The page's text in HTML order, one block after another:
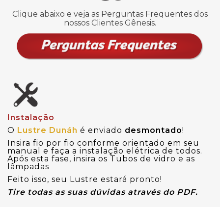
Clique abaixo e veja as Perguntas Frequentes dos
nossos Clientes Gênesis.
Instalação
O Lustre Dunáh é enviado desmontado!
Insira fio por fio conforme orientado em seu
manual e faça a instalação elétrica de todos.
Após esta fase, insira os Tubos de vidro e as
lâmpadas
Feito isso, seu Lustre estará pronto!
Tire todas as suas dúvidas através do PDF.